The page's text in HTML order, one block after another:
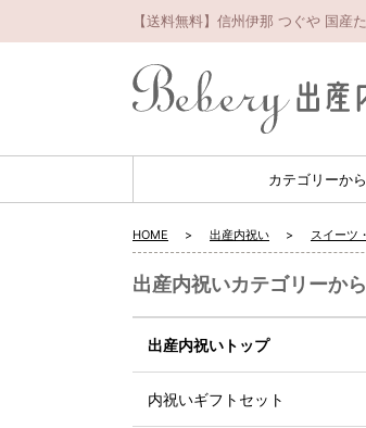
【送料無料】信州伊那 つぐや 国産
カテゴリーか
HOME 出産内祝い スイーツ
出産内祝いカテゴリーか
出産内祝いトップ
内祝いギフトセット